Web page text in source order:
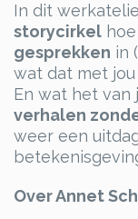
In dit
storycirkel
gesprekken in
wat dat met
En wat het van
verhalen
weer een
Over Annet